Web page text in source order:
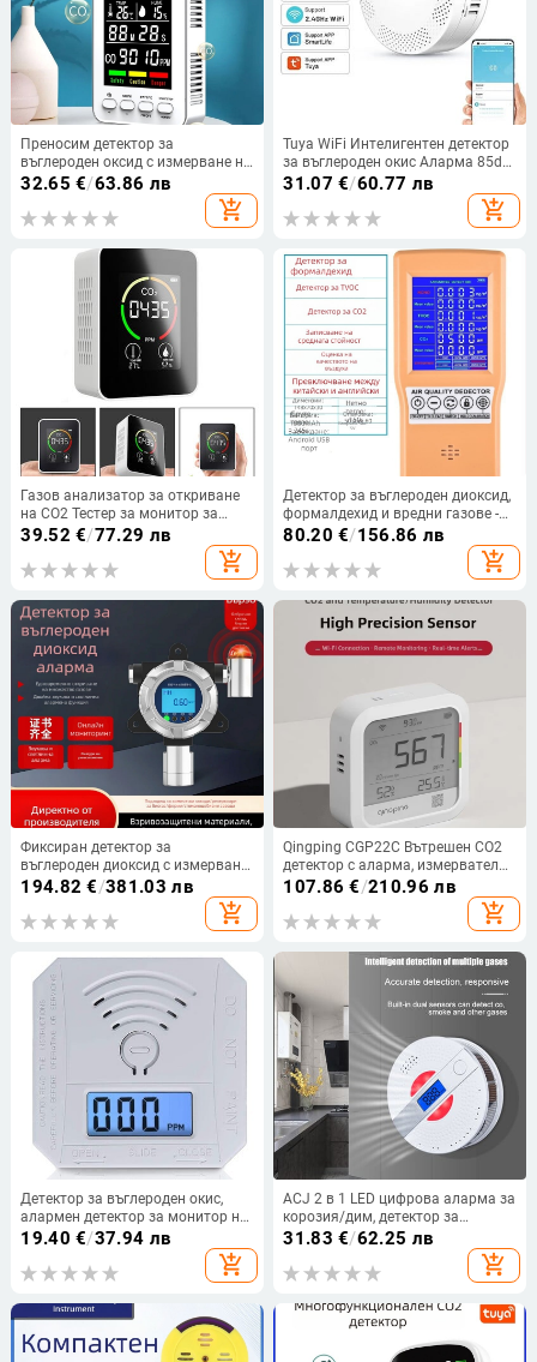
Преносим детектор за
въглероден оксид с измерване на
температура и влажност и
качество на въздуха – пет в едно
домашно устройство
32.65 €/63.86 лв
add_shopping_cart
Tuya WiFi Интелигентен детектор
за въглероден окис Аларма 85dB
Звуково предупреждение LCD
цифров дисплей Сирена за
отравяне с CO на закрито
31.07 €/60.77 лв
add_shopping_cart
Газов анализатор за откриване
на CO2 Тестер за монитор за
качество на въздуха Измервател
на температура и влажност
Хигрометър
39.52 €/77.29 лв
add_shopping_cart
Детектор за въглероден диоксид,
формалдехид и вредни газове -
Модел: New jsm-131sc; Марка:
Kangwf; Диапазон на измерване:
0-5000; Точност: 1; Резолюция:
80.20 €/156.86 лв
add_shopping_cart
Фиксиран детектор за
въглероден диоксид с измерване
на околната температура и
194.82 €/381.03 лв
add_shopping_cart
Qingping CGP22C Вътрешен CO2
детектор с аларма, измервател
на концентрацията на CO2,
влажност
107.86 €/210.96 лв
add_shopping_cart
Детектор за въглероден окис,
алармен детектор за монитор на
CO, съответстващ на стандартите
19.40 €/37.94 лв
add_shopping_cart
ACJ 2 в 1 LED цифрова аларма за
корозия/дим, детектор за
въглероден окис, сензор за
гласово предупреждение, защита
на дома, висока чувствителност
31.83 €/62.25 лв
add_shopping_cart